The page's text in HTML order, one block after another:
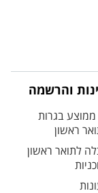
והרשמה
בגרות
ראשון
לתואר ראשון